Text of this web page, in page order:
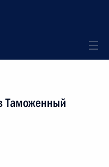
Таможенный